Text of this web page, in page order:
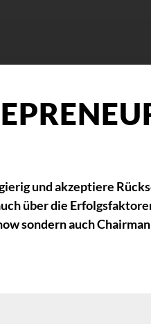
und akzeptiere
über die
sondern auch